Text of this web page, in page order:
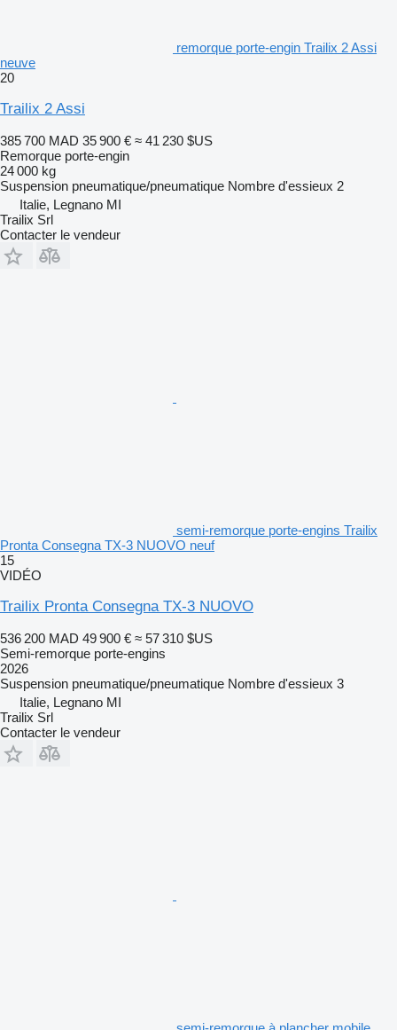
remorque porte-engin Trailix 2 Assi
neuve
20
Trailix 2 Assi
385 700 MAD 35 900 € ≈ 41 230 $US
Remorque porte-engin
24 000 kg
Suspension pneumatique/pneumatique Nombre d'essieux 2
Italie, Legnano MI
Trailix Srl
Contacter le vendeur
semi-remorque porte-engins Trailix
Pronta Consegna TX-3 NUOVO neuf
15
VIDÉO
Trailix Pronta Consegna TX-3 NUOVO
536 200 MAD 49 900 € ≈ 57 310 $US
Semi-remorque porte-engins
2026
Suspension pneumatique/pneumatique Nombre d'essieux 3
Italie, Legnano MI
Trailix Srl
Contacter le vendeur